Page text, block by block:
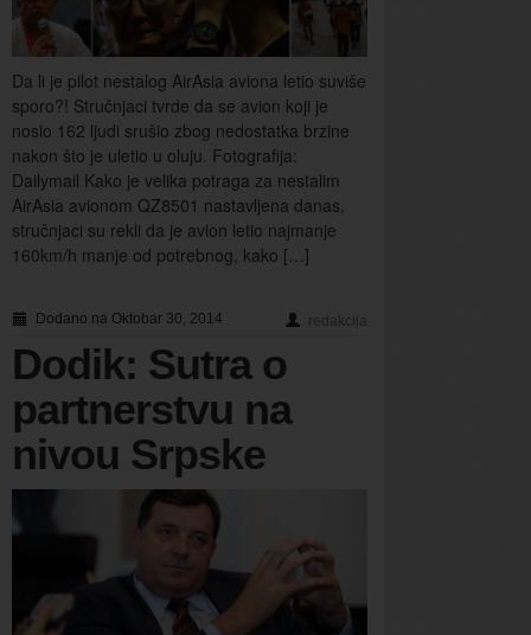
Da li je pilot nestalog AirAsia aviona letio suviše
sporo?! Stručnjaci tvrde da se avion koji je
nosio 162 ljudi srušio zbog nedostatka brzine
nakon što je uletio u oluju. Fotografija:
Dailymail Kako je velika potraga za nestalim
AirAsia avionom QZ8501 nastavljena danas,
stručnjaci su rekli da je avion letio najmanje
160km/h manje od potrebnog, kako […]
Dodano na Oktobar 30, 2014 redakcija
Dodik: Sutra o
partnerstvu na
nivou Srpske